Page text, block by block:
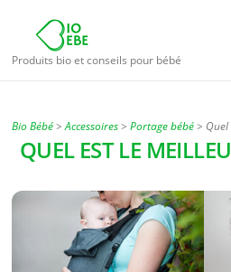
contenu
Produits bio et conseils pour bébé
Bio Bébé>Accessoires>Portage bébé>
QUEL EST LE